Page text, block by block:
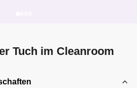
Tuch im Cleanroom